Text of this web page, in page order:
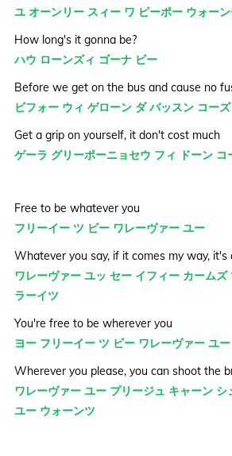
ユ オーンリー スィー ワ ピーポー ウォー
How long's it gonna be?
ハウ ローンズィ ゴーナ ビー
Before we get on the bus and cause no
ビフォー ウィ ゲローン ダ バッスン コー
Get a grip on yourself, it don't cost much
ゲーラ グリーポーニョセウ フィ ドーン コ
Free to be whatever you
フリーイー ツ ビー ワレーヴァー ユー
Whatever you say, if it comes my way, it's
ワレーヴァー ユッ セー イフィー カーム
ラーイツ
You're free to be wherever you
ヨー フリーイー ツ ビー ワレーヴァー ユー
Wherever you please, you can shoot the
ワレーヴァー ユー プリージュ キャーン シ
ユー ウォーンツ